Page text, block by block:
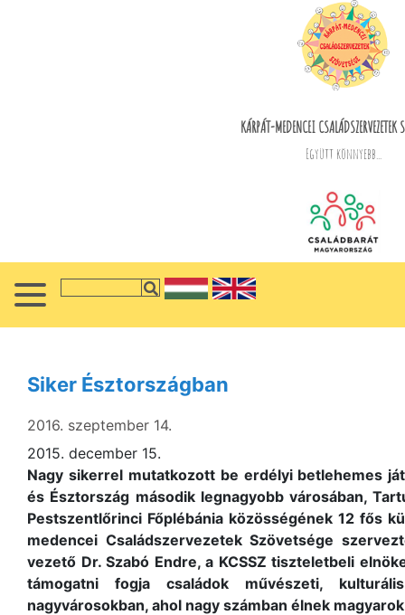
KÁRPÁT-MEDENCEI CSALÁDSZERVEZETEK
Együtt könnyebb...
Siker Észtországban
2016. szeptember 14.
2015. december 15.
Nagy sikerrel mutatkozott be erdélyi betlehemes
és Észtország második legnagyobb városában,
Pestszentlőrinci Főplébánia közösségének 12 fős
medencei Családszervezetek Szövetsége
vezető Dr. Szabó Endre, a KCSSZ tiszteletbeli
támogatni fogja családok művészeti,
nagyvárosokban, ahol nagy számban élnek